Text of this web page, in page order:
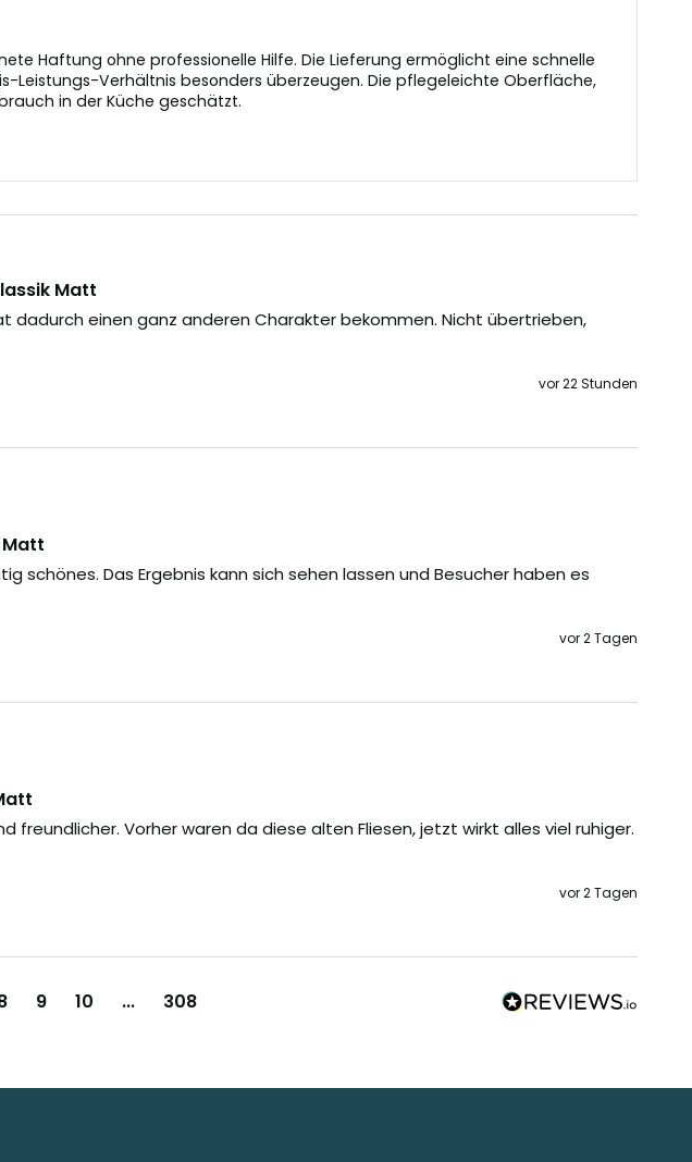
Haftung ohne professionelle Hilfe. Die Lieferung ermöglicht eine schnelle
Verhältnis besonders überzeugen. Die pflegeleichte Oberfläche,
in der Küche geschätzt.
Matt
dadurch einen ganz anderen Charakter bekommen. Nicht übertrieben,
vor 22 Stunden
schönes. Das Ergebnis kann sich sehen lassen und Besucher haben es
vor 2 Tagen
freundlicher. Vorher waren da diese alten Fliesen, jetzt wirkt alles viel ruhiger.
vor 2 Tagen
9 10 ... 308